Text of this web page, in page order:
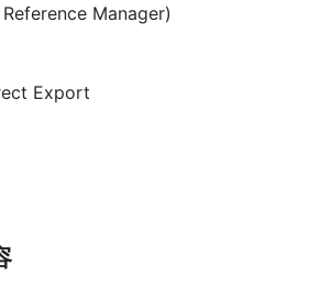
Manager)
Export